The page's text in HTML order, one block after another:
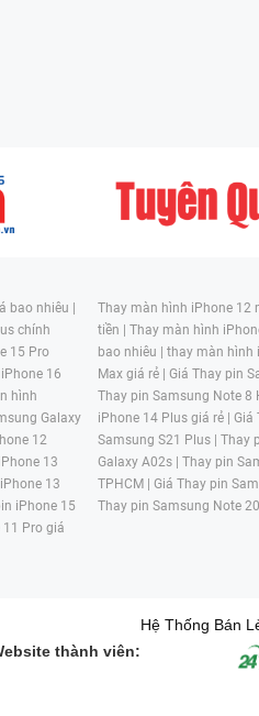
bao nhiêu |
chính
15 Pro
16
hình
Galaxy
12
13
13
iPhone 15
Pro giá
Thay màn hình iPhone 12
tiền | Thay màn hình
bao nhiêu | thay màn hình
Max giá rẻ | Giá Thay pin
Thay pin Samsung Note 8
iPhone 14 Plus giá rẻ | Giá
Samsung S21 Plus | Thay
Galaxy A02s | Thay pin
TPHCM | Giá Thay pin
Thay pin Samsung Note 20
thành viên:
Hệ Thống Bán